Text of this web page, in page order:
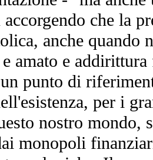
che la
anche quando
amato e
punto di
per i
nostro mondo,
monopoli